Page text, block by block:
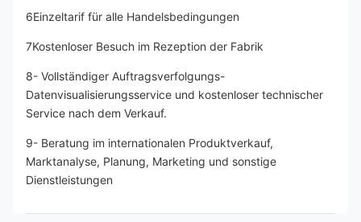
6Einzeltarif für alle Handelsbedingungen
7Kostenloser Besuch im Rezeption der Fabrik
8- Vollständiger Auftragsverfolgungs-
Datenvisualisierungsservice und kostenloser technischer
Service nach dem Verkauf.
9- Beratung im internationalen Produktverkauf,
Marktanalyse, Planung, Marketing und sonstige
Dienstleistungen